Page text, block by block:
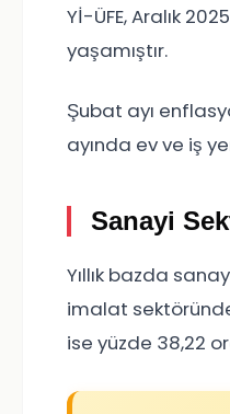
Yİ-ÜFE, Aralık
yaşamıştır.
Şubat ayı
ayında ev ve iş
Sanayi
Yıllık bazda
imalat
ise yüzde 38,22